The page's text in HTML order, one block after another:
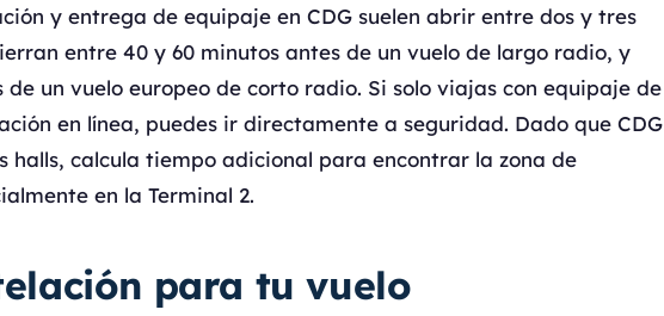
y entrega de equipaje en CDG suelen abrir entre dos y tres
entre 40 y 60 minutos antes de un vuelo de largo radio, y
un vuelo europeo de corto radio. Si solo viajas con equipaje de
en línea, puedes ir directamente a seguridad. Dado que CDG
halls, calcula tiempo adicional para encontrar la zona de
en la Terminal 2.
para tu vuelo